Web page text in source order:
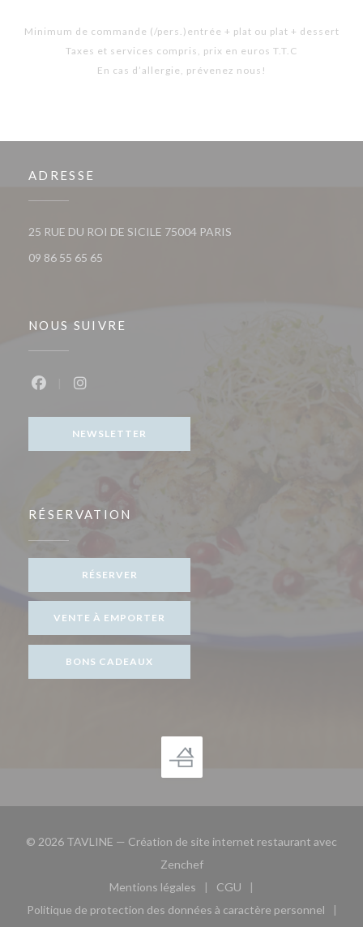
Minimum de commande (/pers.)entrée + plat ou plat + dessert
Taxes et services compris, prix en euros T.T.C
En cas d’allergie, prévenez nous!
ADRESSE
25 RUE DU ROI DE SICILE 75004 PARIS
09 86 55 65 65
NOUS SUIVRE
NEWSLETTER
RÉSERVATION
RÉSERVER
VENTE À EMPORTER
BONS CADEAUX
© 2026 TAVLINE — Création de site internet restaurant avec
Zenchef((ouvre une nouvelle fenêtre))
Mentions légales
((ouvre une nouvelle fenêtre))
CGU
((ouvre une nouvelle
Politique de protection des données à caractère personnel
((ouvre une nouvelle fenêtre))